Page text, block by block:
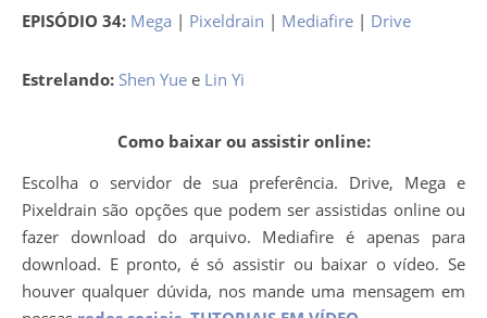
EPISÓDIO 34: Mega | Pixeldrain | Mediafire | Drive
Estrelando: Shen Yue e Lin Yi
Como baixar ou assistir online:
Escolha o servidor de sua preferência. Drive, Mega e
Pixeldrain são opções que podem ser assistidas online ou
fazer download do arquivo. Mediafire é apenas para
download. E pronto, é só assistir ou baixar o vídeo. Se
houver qualquer dúvida, nos mande uma mensagem em